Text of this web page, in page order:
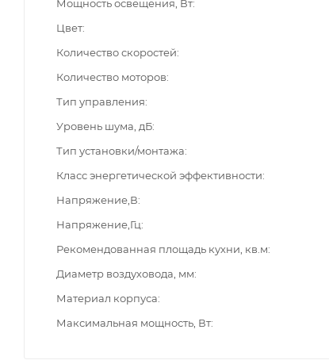
Мощность освещения, Вт
Цвет
Количество скоростей
Количество моторов
Тип управления
Уровень шума, дБ
Тип установки/монтажа
Класс энергетической эффективности
Напряжение,В
Напряжение,Гц
Рекомендованная площадь кухни, кв.м
Диаметр воздуховода, мм
Материал корпуса
Максимальная мощность, Вт